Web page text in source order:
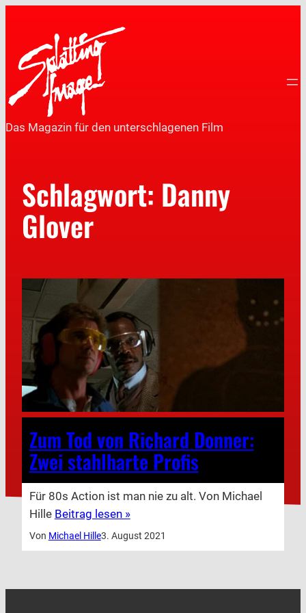
Das Magazin für den unterschlagenen Film
Schlagwort: Danny
Glover
Zum Tod von Richard Donner:
Zwei stahlharte Profis
Für 80s Action ist man nie zu alt. Von Michael
Hille Beitrag lesen »
Von Michael Hille3. August 2021